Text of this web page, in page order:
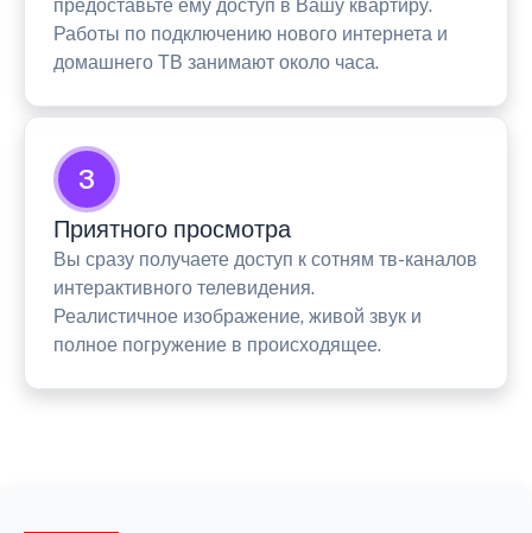
предоставьте ему доступ в Вашу квартиру.
Работы по подключению нового интернета и
домашнего ТВ занимают около часа.
3
Приятного просмотра
Вы сразу получаете доступ к сотням тв-каналов
интерактивного телевидения.
Реалистичное изображение, живой звук и
полное погружение в происходящее.